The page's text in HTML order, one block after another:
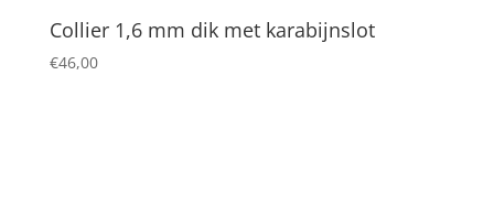
Collier 1,6 mm dik met karabijnslot
€46,00